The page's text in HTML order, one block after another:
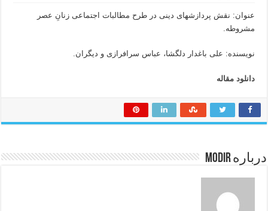
عنوان: نقش پردازشهای دینی در طرح مطالبات اجتماعی زنانِ عصر
مشروطه.
نویسنده: علی باغدار دلگشا، عباس سرافرازی و دیگران.
دانلود مقاله
درباره modir